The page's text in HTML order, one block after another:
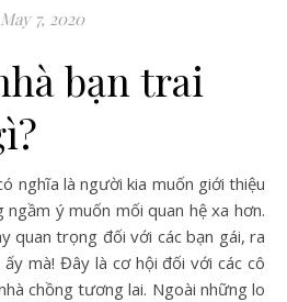
May 7, 2020
bạn trai
ngầm ý muốn mối quan hệ xa hơn.
quan trọng đối với các bạn gái, ra
mà! Đây là cơ hội đối với các cô
chồng tương lai. Ngoài những lo